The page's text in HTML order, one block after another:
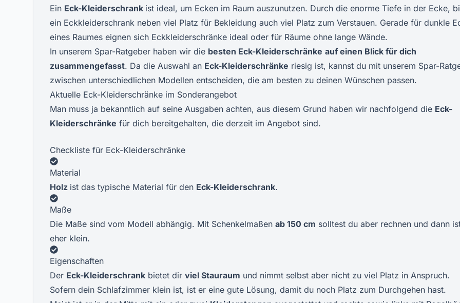
Ein Eck-Kleiderschrank ist ideal, um Ecken im Raum auszunutzen. Durch die enorme Tiefe in der Ecke,
ein Eckkleiderschrank neben viel Platz für Bekleidung auch viel Platz zum Verstauen. Gerade für dunkle
eines Raumes eignen sich Eckkleiderschränke ideal oder für Räume ohne lange Wände.
In unserem Spar-Ratgeber haben wir die besten Eck-Kleiderschränke auf einen Blick für dich
zusammengefasst. Da die Auswahl an Eck-Kleiderschränke riesig ist, kannst du mit unserem Spar-
zwischen unterschiedlichen Modellen entscheiden, die am besten zu deinen Wünschen passen.
Aktuelle Eck-Kleiderschränke im Sonderangebot
Man muss ja bekanntlich auf seine Ausgaben achten, aus diesem Grund haben wir nachfolgend die Eck-
Kleiderschränke für dich bereitgehalten, die derzeit im Angebot sind.
Checkliste für Eck-Kleiderschränke
Material
Holz ist das typische Material für den Eck-Kleiderschrank.
Maße
Die Maße sind vom Modell abhängig. Mit Schenkelmaßen ab 150 cm solltest du aber rechnen und dann
eher klein.
Eigenschaften
Der Eck-Kleiderschrank bietet dir viel Stauraum und nimmt selbst aber nicht zu viel Platz in Anspruch.
Sofern dein Schlafzimmer klein ist, ist er eine gute Lösung, damit du noch Platz zum Durchgehen hast.